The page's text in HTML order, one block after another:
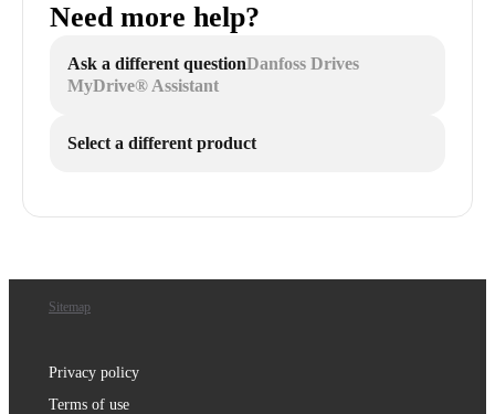
Need more help?
Ask a different questionDanfoss Drives
MyDrive® Assistant
Select a different product
Sitemap
Privacy policy
Terms of use